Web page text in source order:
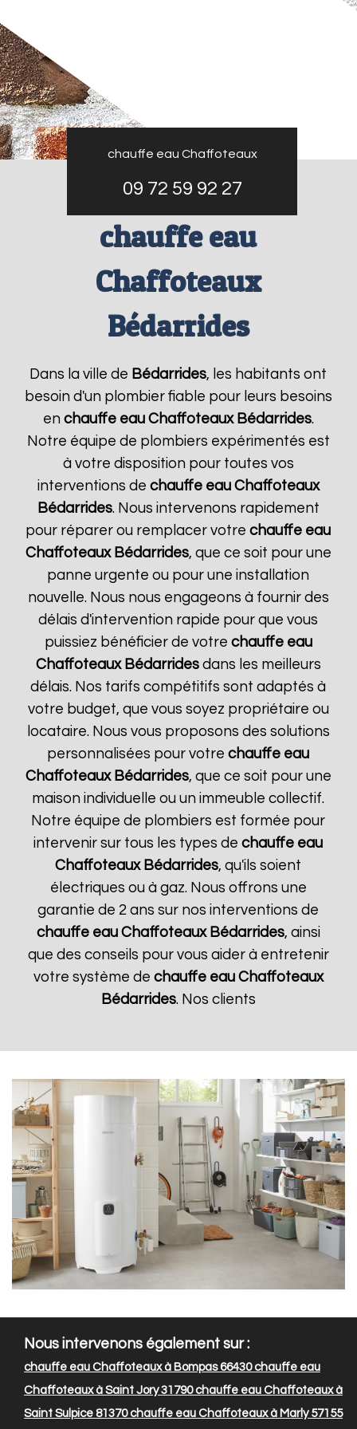
chauffe eau Chaffoteaux
09 72 59 92 27
chauffe eau
Chaffoteaux
Bédarrides
Dans la ville de Bédarrides, les habitants ont
besoin d'un plombier fiable pour leurs besoins
en chauffe eau Chaffoteaux Bédarrides.
Notre équipe de plombiers expérimentés est
à votre disposition pour toutes vos
interventions de chauffe eau Chaffoteaux
Bédarrides. Nous intervenons rapidement
pour réparer ou remplacer votrechauffe eau
Chaffoteaux Bédarrides, que ce soit pour une
panne urgente ou pour une installation
nouvelle. Nous nous engageons à fournir des
délais d'intervention rapide pour que vous
puissiez bénéficier de votre chauffe eau
Chaffoteaux Bédarridesdans les meilleurs
délais. Nos tarifs compétitifs sont adaptés à
votre budget, que vous soyez propriétaire ou
locataire. Nous vous proposons des solutions
personnalisées pour votrechauffe eau
Chaffoteaux Bédarrides, que ce soit pour une
maison individuelle ou un immeuble collectif.
Notre équipe de plombiers est formée pour
intervenir sur tous les types dechauffe eau
Chaffoteaux Bédarrides, qu'ils soient
électriques ou à gaz. Nous offrons une
garantie de 2 ans sur nos interventions de
chauffe eau Chaffoteaux Bédarrides, ainsi
que des conseils pour vous aider à entretenir
votre système de chauffe eau Chaffoteaux
Bédarrides. Nos clients
Nous intervenons également sur :
chauffe eau Chaffoteaux à Bompas 66430chauffe eau
Chaffoteaux à Saint Jory 31790chauffe eau Chaffoteaux à
Saint Sulpice 81370chauffe eau Chaffoteaux à Marly 57155